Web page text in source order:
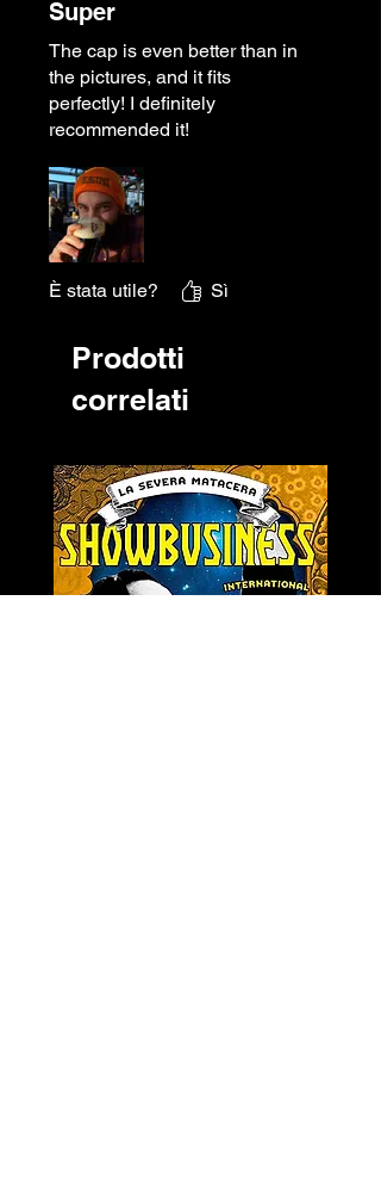
Super
The cap is even better than in
the pictures, and it fits
perfectly! I definitely
recommended it!
È stata utile? Sì
Prodotti
correlati